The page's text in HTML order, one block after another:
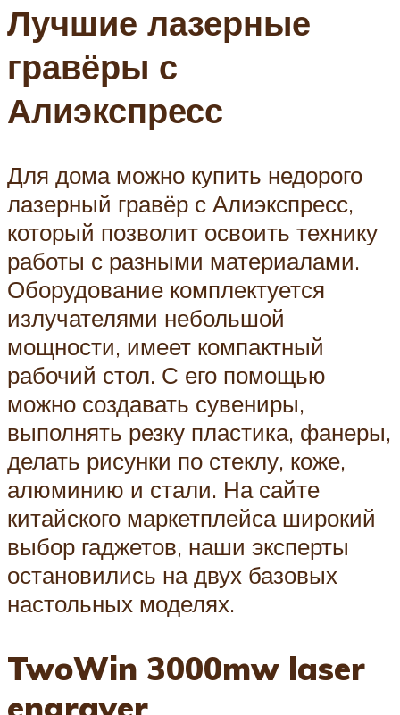
Лучшие лазерные
гравёры с
Алиэкспресс
Для дома можно купить недорого
лазерный гравёр с Алиэкспресс,
который позволит освоить технику
работы с разными материалами.
Оборудование комплектуется
излучателями небольшой
мощности, имеет компактный
рабочий стол. С его помощью
можно создавать сувениры,
выполнять резку пластика, фанеры,
делать рисунки по стеклу, коже,
алюминию и стали. На сайте
китайского маркетплейса широкий
выбор гаджетов, наши эксперты
остановились на двух базовых
настольных моделях.
TwoWin 3000mw laser